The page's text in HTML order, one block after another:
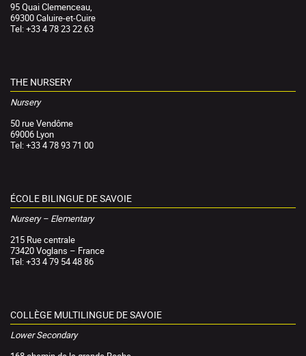
95 Quai Clemenceau,
69300 Caluire-et-Cuire
Tel: +33 4 78 23 22 63
THE NURSERY
Nursery
50 rue Vendôme
69006 Lyon
Tel: +33 4 78 93 71 00
ÉCOLE BILINGUE DE SAVOIE
Nursery – Elementary
215 Rue centrale
73420 Voglans – France
Tel: +33 4 79 54 48 86
COLLÈGE MULTILINGUE DE SAVOIE
Lower Secondary